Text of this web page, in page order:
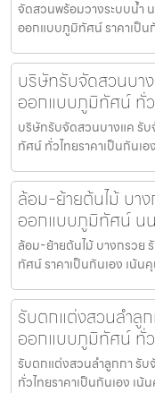
จัดสวนพร้อมวางระบบน้ำ
ออกแบบภูมิทัศน์ ราคาเป็น
บริษัทรับจัดสวนบา
ออกแบบภูมิทัศน์ ทั่
บริษัทรับจัดสวนบางแค รั
ทัศน์ ทั่วไทยราคาเป็นกันเ
ล้อม-ย้ายต้นไม้ บา
ออกแบบภูมิทัศน์ น
ล้อม-ย้ายต้นไม้ บางกรว
ทัศน์ ราคาเป็นกันเอง เน้
รับตกแต่งสวนลำลู
ออกแบบภูมิทัศน์ ทั่
รับตกแต่งสวนลำลูกกา รั
ทั่วไทยราคาเป็นกันเอง เ